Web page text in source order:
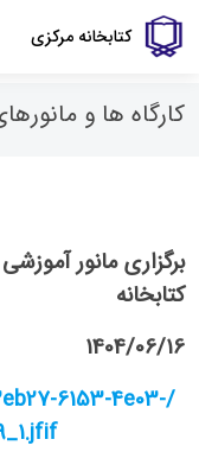
کتابخانه مرکزی
کارگاه ها و
برگزاری مانور
کتابخانه
1404/06/16
6153-4e03-